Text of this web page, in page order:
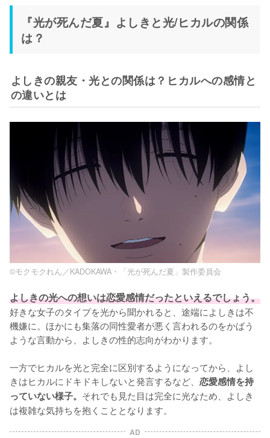
『光が死んだ夏』よしきと光/ヒカルの関係
は？
よしきの親友・光との関係は？ヒカルへの感情と
の違いとは
©モクモクれん／KADOKAWA・「光が死んだ夏」製作委員会
よしきの光への想いは恋愛感情だったといえるでしょう。
好きな女子のタイプを光から聞かれると、途端によしきは不
機嫌に。ほかにも集落の同性愛者が悪く言われるのをかばう
ような言動から、よしきの性的志向がわかります。
一方でヒカルを光と完全に区別するようになってから、よし
きはヒカルにドキドキしないと発言するなど、 恋愛感情を持
っていない様子。 それでも見た目は完全に光なため、よしき
は複雑な気持ちを抱くこととなります。
AD